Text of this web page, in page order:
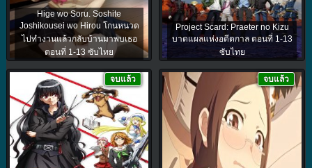
Hige wo Soru. Soshite
Joshikousei wo Hirou โกนหนวด
ไปทำงานแล้วกลับบ้านมาพบเธอ
ตอนที่ 1-13 ซับไทย
Project Scard: Praeter no Kizu
บาดแผลแห่งอดีตกาล ตอนที่ 1-13
ซับไทย
จบแล้ว จบแล้ว